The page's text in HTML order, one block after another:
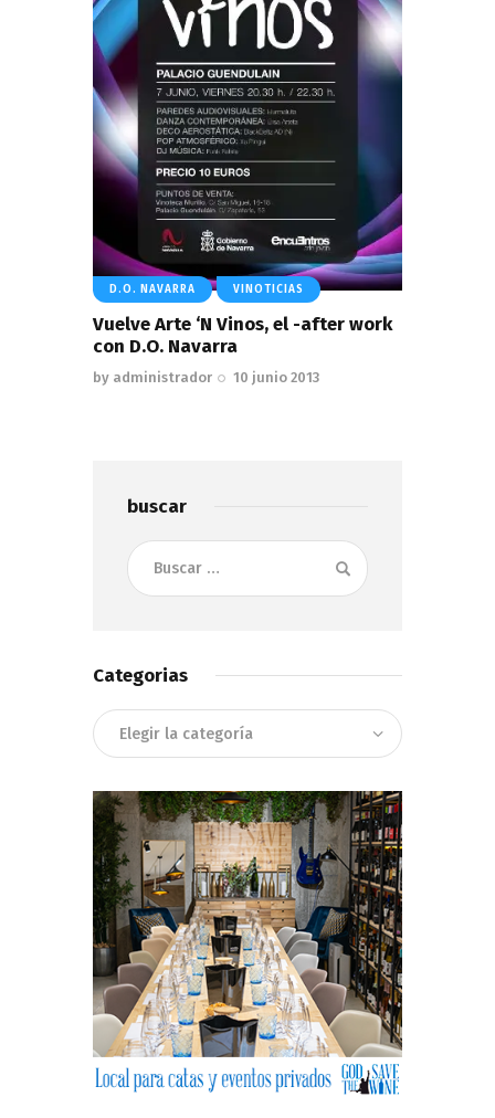
D.O. NAVARRA VINOTICIAS
Vuelve Arte ‘N Vinos, el -after work
con D.O. Navarra
by administrador 10 junio 2013
buscar
Buscar:
Categorias
Categorias